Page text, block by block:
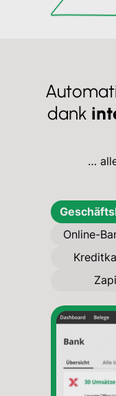
dank
…
Online-